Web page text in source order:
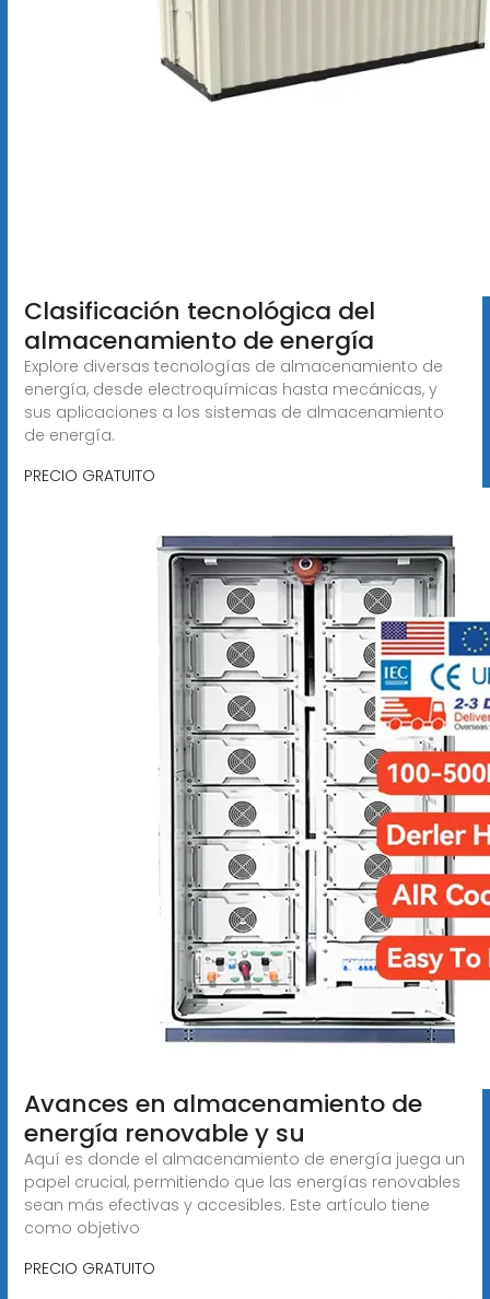
Clasificación tecnológica del
almacenamiento de energía
Explore diversas tecnologías de almacenamiento de
energía, desde electroquímicas hasta mecánicas, y
sus aplicaciones a los sistemas de almacenamiento
de energía.
PRECIO GRATUITO
Avances en almacenamiento de
energía renovable y su
Aquí es donde el almacenamiento de energía juega un
papel crucial, permitiendo que las energías renovables
sean más efectivas y accesibles. Este artículo tiene
como objetivo
PRECIO GRATUITO